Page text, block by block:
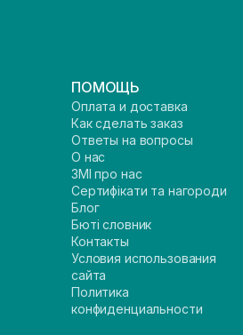
ПОМОЩЬ
Оплата и доставка
Как сделать заказ
Ответы на вопросы
О нас
ЗМІ про нас
Сертифікати та нагороди
Блог
Бюті словник
Контакты
Условия использования
сайта
Политика
конфиденциальности